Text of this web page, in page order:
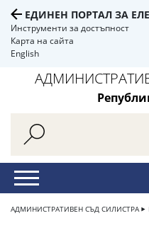
ЕДИНЕН ПОРТАЛ ЗА
Инструменти за достъпност
Карта на сайта
English
АДМИНИСТРАТИВЕН СЪД СИЛИСТРА